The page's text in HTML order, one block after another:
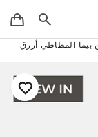
المطاطي أزرق